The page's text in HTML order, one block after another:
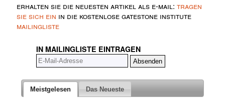
erhalten sie die neuesten artikel als e-mail: tragen
sie sich ein in die kostenlose gatestone institute
mailingliste
IN MAILINGLISTE EINTRAGEN
Meistgelesen Das Neueste